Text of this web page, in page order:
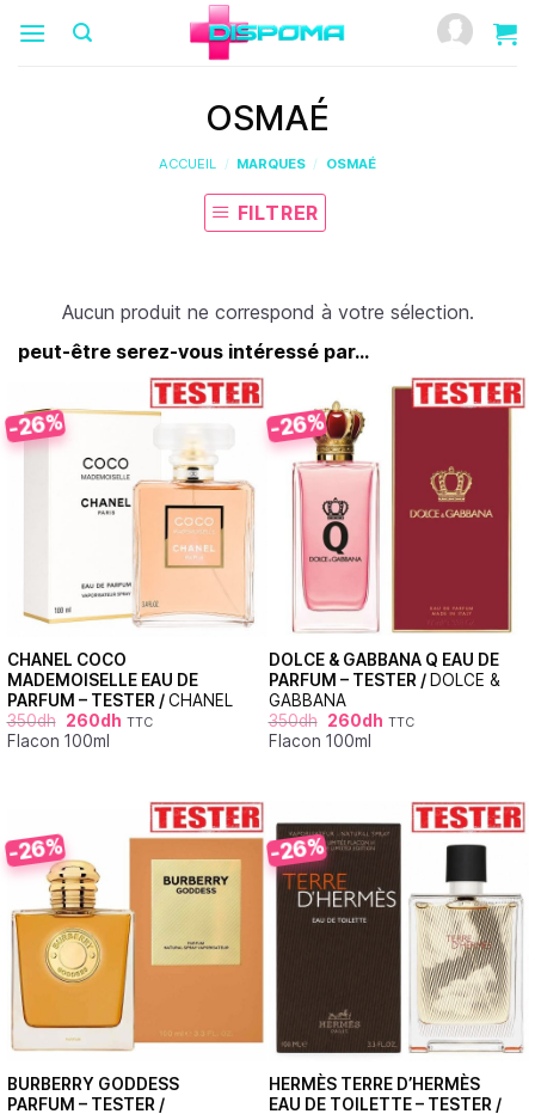
OSMAÉ
ACCUEIL / MARQUES / OSMAÉ
FILTRER
Aucun produit ne correspond à votre sélection.
peut-être serez-vous intéressé par...
-26%
CHANEL COCO
MADEMOISELLE EAU DE
PARFUM – TESTER /CHANEL
350dh 260dh TTC
Flacon 100ml
-26%
DOLCE & GABBANA Q EAU DE
PARFUM – TESTER / DOLCE &
GABBANA
350dh 260dh TTC
Flacon 100ml
-26%
BURBERRY GODDESS
PARFUM – TESTER /
-26%
HERMÈS TERRE D’HERMÈS
EAU DE TOILETTE – TESTER /